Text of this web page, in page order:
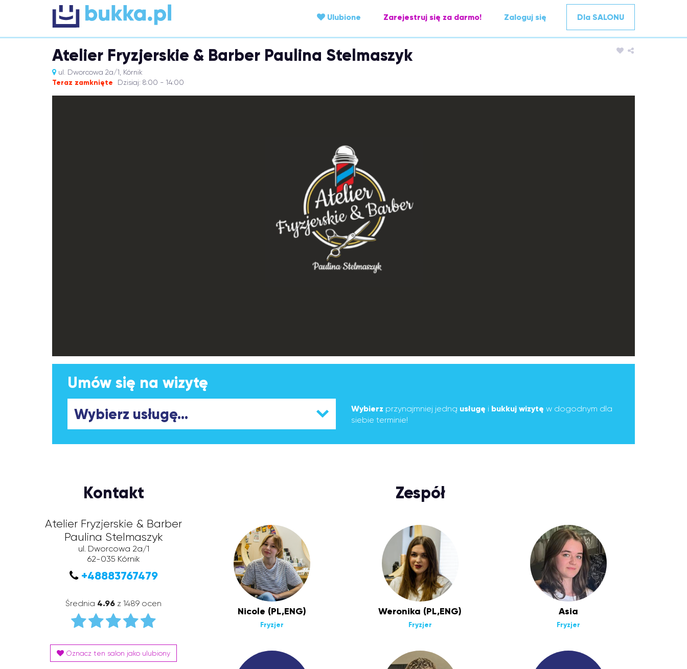
Ulubione Zarejestruj się za darmo! Zaloguj się Dla SALONU
Atelier Fryzjerskie & Barber Paulina Stelmaszyk
ul. Dworcowa 2a/1, Kórnik
Teraz zamknięte Dzisiaj: 8:00 - 14:00
Umów się na wizytę
Wybierz przynajmniej jedną usługę i bukkuj wizytę w dogodnym dla
siebie terminie!
Kontakt
Atelier Fryzjerskie & Barber
Paulina Stelmaszyk
ul. Dworcowa 2a/1
62-035 Kórnik
+48883767479
Średnia 4.96 z 1489 ocen
Oznacz ten salon jako ulubiony
Zespół
Nicole (PL,ENG)
Fryzjer
Weronika (PL,ENG)
Fryzjer
Asia
Fryzjer